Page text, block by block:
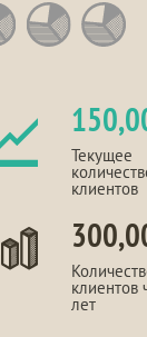
Текущее
клиентов
клиентов
лет